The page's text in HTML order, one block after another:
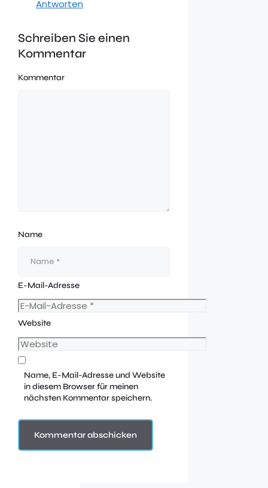
Antworten
Schreiben Sie einen
Kommentar
Kommentar
Name
E-Mail-Adresse
Website
Name, E-Mail-Adresse und Website
in diesem Browser für meinen
nächsten Kommentar speichern.